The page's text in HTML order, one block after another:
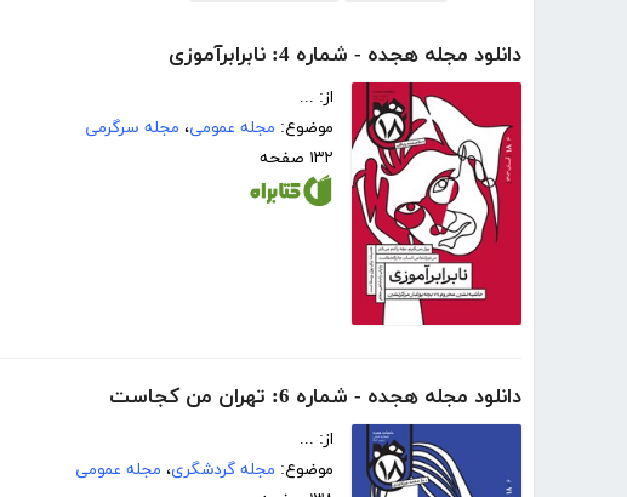
دانلود مجله هجده - شماره 4: نابرابرآموزی
از: ...
موضوع: مجله عمومی، مجله سرگرمی
۱۳۲ صفحه
دانلود مجله هجده - شماره 6: تهران من کجاست
از: ...
موضوع: مجله گردشگری، مجله عمومی